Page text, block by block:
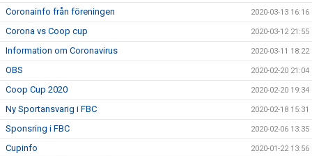
Coronainfo från föreningen 2020-03-13 16:16
Corona vs Coop cup 2020-03-12 21:55
Information om Coronavirus 2020-03-11 18:22
OBS 2020-02-20 21:04
Coop Cup 2020 2020-02-20 19:34
Ny Sportansvarig i FBC 2020-02-18 15:31
Sponsring i FBC 2020-02-06 13:35
Cupinfo 2020-01-22 13:56